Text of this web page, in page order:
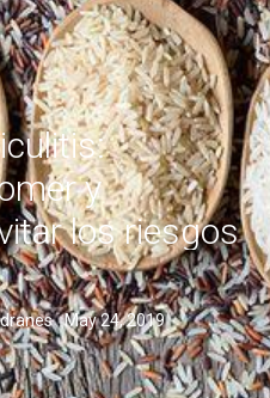
y
los riesgos
de la
May 24, 2019